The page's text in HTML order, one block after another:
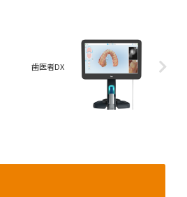
歯医者DX